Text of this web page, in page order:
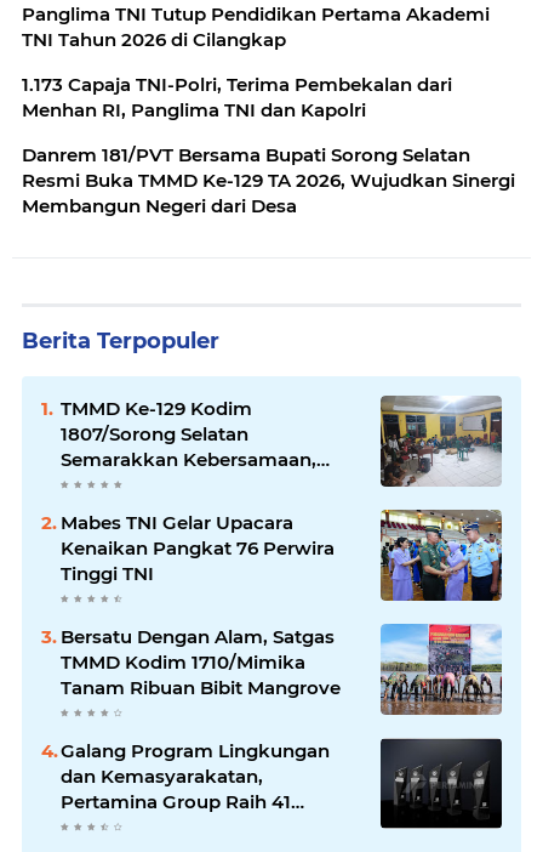
Panglima TNI Tutup Pendidikan Pertama Akademi
TNI Tahun 2026 di Cilangkap
1.173 Capaja TNI-Polri, Terima Pembekalan dari
Menhan RI, Panglima TNI dan Kapolri
Danrem 181/PVT Bersama Bupati Sorong Selatan
Resmi Buka TMMD Ke-129 TA 2026, Wujudkan Sinergi
Membangun Negeri dari Desa
Berita Terpopuler
TMMD Ke-129 Kodim
1807/Sorong Selatan
Semarakkan Kebersamaan,
Anggota Satgas dan Warga
Nobar Final Piala Dunia 2026
Mabes TNI Gelar Upacara
Kenaikan Pangkat 76 Perwira
Tinggi TNI
Bersatu Dengan Alam, Satgas
TMMD Kodim 1710/Mimika
Tanam Ribuan Bibit Mangrove
Galang Program Lingkungan
dan Kemasyarakatan,
Pertamina Group Raih 41
Penghargaan CSR & ESG